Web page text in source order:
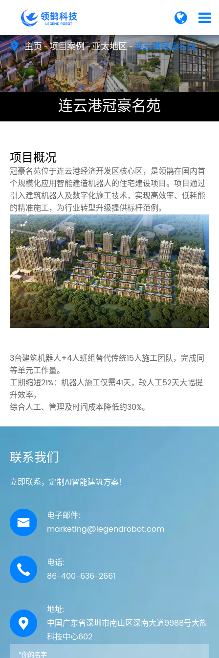
连云港冠豪名苑
 主页 项目案例 亚太地区 连云港冠豪名苑
项目概况
冠豪名苑位于连云港经济开发区核心区，是领鹊在国内首
个规模化应用智能建造机器人的住宅建设项目。项目通过
引入建筑机器人及数字化施工技术，实现高效率、低耗能
的精准施工，为行业转型升级提供标杆范例。
3台建筑机器人+4人班组替代传统15人施工团队，完成同
等单元工作量。
工期缩短21%：机器人施工仅需41天，较人工52天大幅提
升效率。
综合人工、管理及时间成本降低约30%。
联系我们
立即联系，定制AI智能建筑方案！

电子邮件:
marketing@legendrobot.com

电话:
86-400-636-2661

地址:
中国广东省深圳市南山区深南大道9988号大族
科技中心602